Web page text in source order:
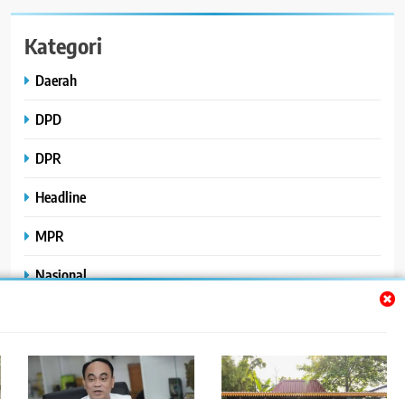
Kategori
Daerah
DPD
DPR
Headline
MPR
Nasional
Polhukam
Uncategorized